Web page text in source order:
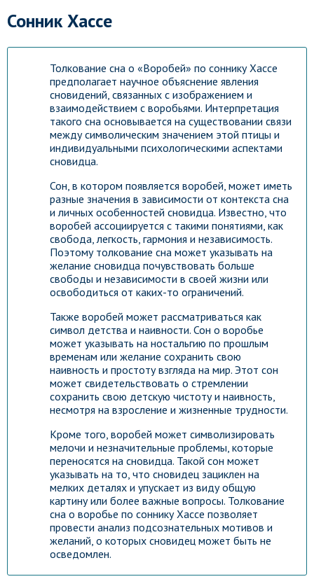
Сонник Хассе
Толкование сна о «Воробей» по соннику Хассе
предполагает научное объяснение явления
сновидений, связанных с изображением и
взаимодействием с воробьями. Интерпретация
такого сна основывается на существовании связи
между символическим значением этой птицы и
индивидуальными психологическими аспектами
сновидца.
Сон, в котором появляется воробей, может иметь
разные значения в зависимости от контекста сна
и личных особенностей сновидца. Известно, что
воробей ассоциируется с такими понятиями, как
свобода, легкость, гармония и независимость.
Поэтому толкование сна может указывать на
желание сновидца почувствовать больше
свободы и независимости в своей жизни или
освободиться от каких-то ограничений.
Также воробей может рассматриваться как
символ детства и наивности. Сон о воробье
может указывать на ностальгию по прошлым
временам или желание сохранить свою
наивность и простоту взгляда на мир. Этот сон
может свидетельствовать о стремлении
сохранить свою детскую чистоту и наивность,
несмотря на взросление и жизненные трудности.
Кроме того, воробей может символизировать
мелочи и незначительные проблемы, которые
переносятся на сновидца. Такой сон может
указывать на то, что сновидец зациклен на
мелких деталях и упускает из виду общую
картину или более важные вопросы. Толкование
сна о воробье по соннику Хассе позволяет
провести анализ подсознательных мотивов и
желаний, о которых сновидец может быть не
осведомлен.